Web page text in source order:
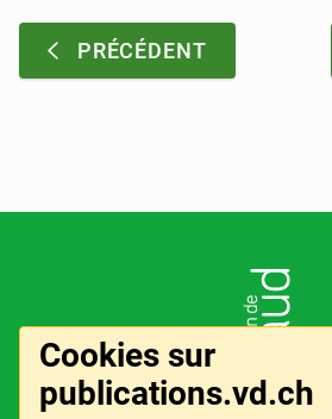
Cookies sur
publications.vd.ch
PRÉCÉDENT: